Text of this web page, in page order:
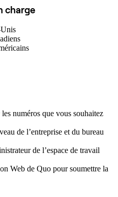
charge
numéros que vous souhaitez
de l’entreprise et du bureau
de l’espace de travail
Web de Quo pour soumettre la